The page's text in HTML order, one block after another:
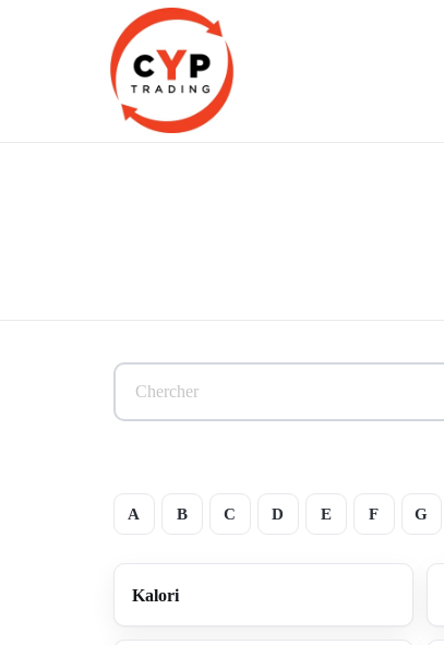
A B C D E F G
Kalori